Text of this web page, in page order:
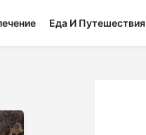
Еда И Путешествия